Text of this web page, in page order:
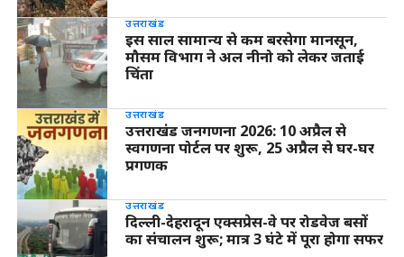
उत्तराखंड
इस साल सामान्य से कम बरसेगा मानसून,
मौसम विभाग ने अल नीनो को लेकर जताई
चिंता
उत्तराखंड
उत्तराखंड जनगणना 2026: 10 अप्रैल से
स्वगणना पोर्टल पर शुरू, 25 अप्रैल से घर-घर
प्रगणक
उत्तराखंड
दिल्ली-देहरादून एक्सप्रेस-वे पर रोडवेज बसों
का संचालन शुरू; मात्र 3 घंटे में पूरा होगा सफर